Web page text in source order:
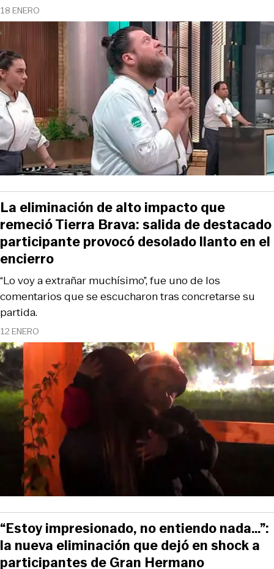
18 ENERO
12 ENERO
“Lo voy a extrañar muchísimo”, fue uno de los
comentarios que se escucharon tras concretarse su
partida.
La eliminación de alto impacto que
remeció Tierra Brava: salida de destacado
participante provocó desolado llanto en el
encierro
“Estoy impresionado, no entiendo nada…”:
la nueva eliminación que dejó en shock a
participantes de Gran Hermano